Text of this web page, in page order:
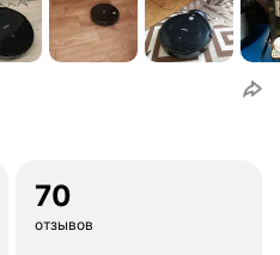
70
отзывов